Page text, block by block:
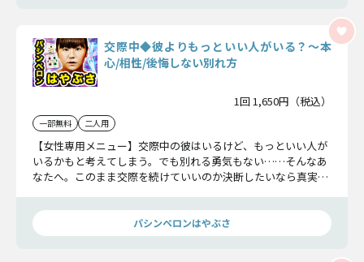
交際中◆彼よりもっといい人がいる？〜本
心/相性/後悔しない別れ方
1回 1,650円（税込）
一部無料 二人用
【女性専用メニュー】交際中の彼はいるけど、もっといい人が
いるかもと考えてしまう。でも別れる勇気もない……そんなあ
なたへ。このまま交際を続けていいのか決断したいなら真実を
伝えしていきます。
パシンペロンはやぶさ